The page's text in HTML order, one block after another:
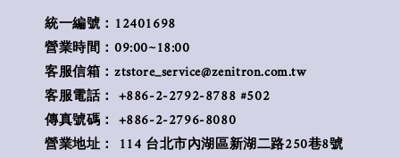
統一編號：12401698
營業時間：09:00~18:00
客服信箱：ztstore_service@zenitron.com.tw
客服電話： +886-2-2792-8788 #502
傳真號碼： +886-2-2796-8080
營業地址： 114 台北市內湖區新湖二路250巷8號